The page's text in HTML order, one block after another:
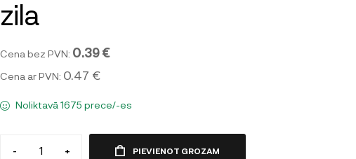
zila
Cena bez PVN: 0.39 €
Cena ar PVN: 0.47 €
Noliktavā 1675 prece/-es
- + PIEVIENOT GROZAM